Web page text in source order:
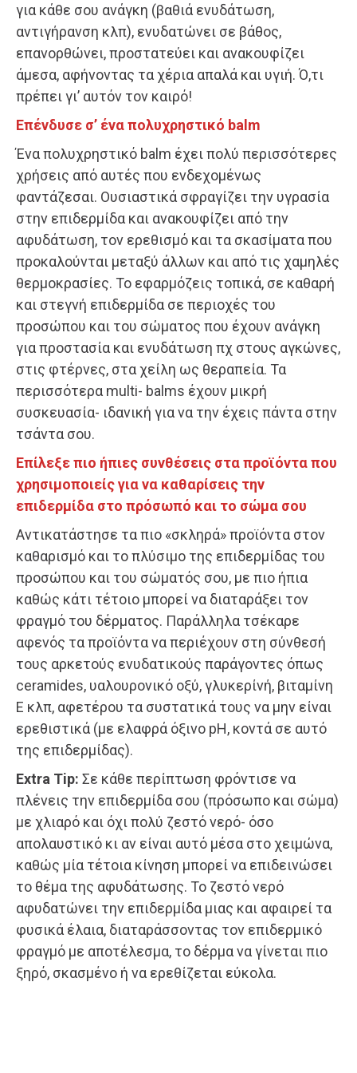
για κάθε σου ανάγκη (βαθιά ενυδάτωση,
αντιγήρανση κλπ), ενυδατώνει σε βάθος,
επανορθώνει, προστατεύει και ανακουφίζει
άμεσα, αφήνοντας τα χέρια απαλά και υγιή. Ό,τι
πρέπει γι’ αυτόν τον καιρό!
Επένδυσε σ’ ένα πολυχρηστικό balm
Ένα πολυχρηστικό balm έχει πολύ περισσότερες
χρήσεις από αυτές που ενδεχομένως
φαντάζεσαι. Ουσιαστικά σφραγίζει την υγρασία
στην επιδερμίδα και ανακουφίζει από την
αφυδάτωση, τον ερεθισμό και τα σκασίματα που
προκαλούνται μεταξύ άλλων και από τις χαμηλές
θερμοκρασίες. Το εφαρμόζεις τοπικά, σε καθαρή
και στεγνή επιδερμίδα σε περιοχές του
προσώπου και του σώματος που έχουν ανάγκη
για προστασία και ενυδάτωση πχ στους αγκώνες,
στις φτέρνες, στα χείλη ως θεραπεία. Τα
περισσότερα multi- balms έχουν μικρή
συσκευασία- ιδανική για να την έχεις πάντα στην
τσάντα σου.
Επίλεξε πιο ήπιες συνθέσεις στα προϊόντα που
χρησιμοποιείς για να καθαρίσεις την
επιδερμίδα στο πρόσωπό και το σώμα σου
Αντικατάστησε τα πιο «σκληρά» προϊόντα στον
καθαρισμό και το πλύσιμο της επιδερμίδας του
προσώπου και του σώματός σου, με πιο ήπια
καθώς κάτι τέτοιο μπορεί να διαταράξει τον
φραγμό του δέρματος. Παράλληλα τσέκαρε
αφενός τα προϊόντα να περιέχουν στη σύνθεσή
τους αρκετούς ενυδατικούς παράγοντες όπως
ceramides, υαλουρονικό οξύ, γλυκερίνή, βιταμίνη
Ε κλπ, αφετέρου τα συστατικά τους να μην είναι
ερεθιστικά (με ελαφρά όξινο pH, κοντά σε αυτό
της επιδερμίδας).
Extra Tip: Σε κάθε περίπτωση φρόντισε να
πλένεις την επιδερμίδα σου (πρόσωπο και σώμα)
με χλιαρό και όχι πολύ ζεστό νερό- όσο
απολαυστικό κι αν είναι αυτό μέσα στο χειμώνα,
καθώς μία τέτοια κίνηση μπορεί να επιδεινώσει
το θέμα της αφυδάτωσης. Το ζεστό νερό
αφυδατώνει την επιδερμίδα μιας και αφαιρεί τα
φυσικά έλαια, διαταράσσοντας τον επιδερμικό
φραγμό με αποτέλεσμα, το δέρμα να γίνεται πιο
ξηρό, σκασμένο ή να ερεθίζεται εύκολα.